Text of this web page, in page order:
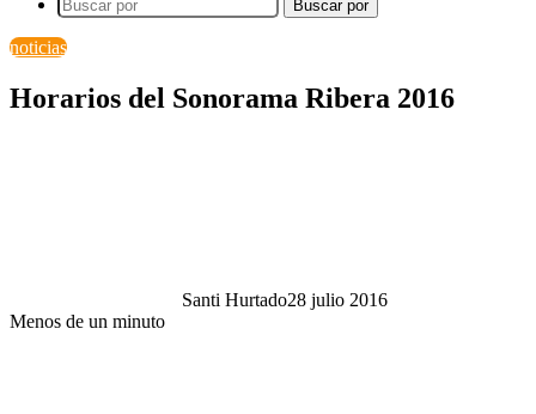
Buscar por
noticias
Horarios del Sonorama Ribera 2016
Santi Hurtado28 julio 2016
Menos de un minuto